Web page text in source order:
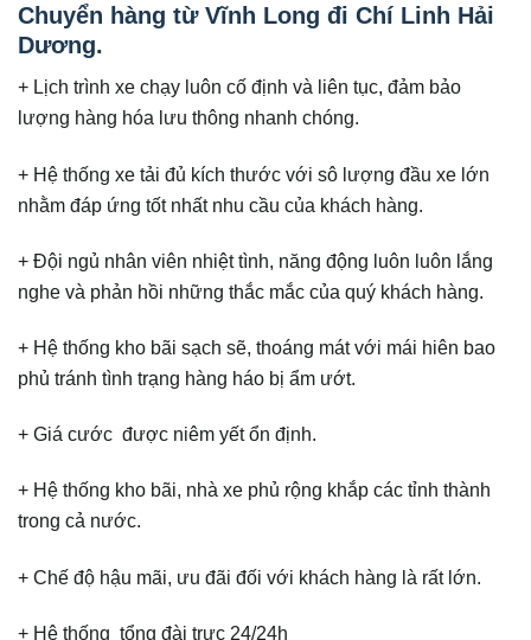
Chuyển hàng từ Vĩnh Long đi Chí Linh Hải
Dương.
+ Lịch trình xe chạy luôn cố định và liên tục, đảm bảo
lượng hàng hóa lưu thông nhanh chóng.
+ Hệ thống xe tải đủ kích thước với sô lượng đầu xe lớn
nhằm đáp ứng tốt nhất nhu cầu của khách hàng.
+ Đội ngủ nhân viên nhiệt tình, năng động luôn luôn lắng
nghe và phản hồi những thắc mắc của quý khách hàng.
+ Hệ thống kho bãi sạch sẽ, thoáng mát với mái hiên bao
phủ tránh tình trạng hàng háo bị ẩm ướt.
+ Giá cước được niêm yết ổn định.
+ Hệ thống kho bãi, nhà xe phủ rộng khắp các tỉnh thành
trong cả nước.
+ Chế độ hậu mãi, ưu đãi đối với khách hàng là rất lớn.
+ Hệ thống tổng đài trực 24/24h